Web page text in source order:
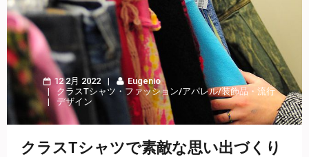
12 2月 2022
Eugenio
クラスTシャツ ・ ファッション/アパレル/装飾品 ・ 流行
デザイン
クラスTシャツで素敵な思い出づくり